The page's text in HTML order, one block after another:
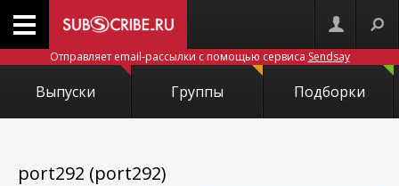
Отправляет email-рассылки с помощью сервиса Sendsay
Выпуски Группы Подборки
port292 (port292)